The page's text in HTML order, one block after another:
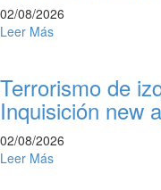
02/08/2026
Leer Más
Terrorismo de
Inquisición new
02/08/2026
Leer Más